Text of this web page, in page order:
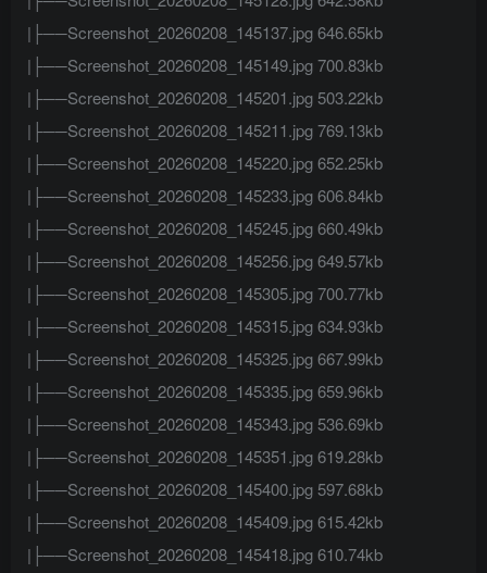
|├──Screenshot_20260208_145137.jpg 646.65kb
|├──Screenshot_20260208_145149.jpg 700.83kb
|├──Screenshot_20260208_145201.jpg 503.22kb
|├──Screenshot_20260208_145211.jpg 769.13kb
|├──Screenshot_20260208_145220.jpg 652.25kb
|├──Screenshot_20260208_145233.jpg 606.84kb
|├──Screenshot_20260208_145245.jpg 660.49kb
|├──Screenshot_20260208_145256.jpg 649.57kb
|├──Screenshot_20260208_145305.jpg 700.77kb
|├──Screenshot_20260208_145315.jpg 634.93kb
|├──Screenshot_20260208_145325.jpg 667.99kb
|├──Screenshot_20260208_145335.jpg 659.96kb
|├──Screenshot_20260208_145343.jpg 536.69kb
|├──Screenshot_20260208_145351.jpg 619.28kb
|├──Screenshot_20260208_145400.jpg 597.68kb
|├──Screenshot_20260208_145409.jpg 615.42kb
|├──Screenshot_20260208_145418.jpg 610.74kb